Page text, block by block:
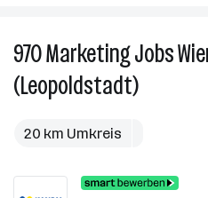
970MarketingJobs
(Leopoldstadt)
20 km Umkreis